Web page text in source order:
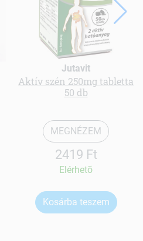
Jutavit
Aktív szén 250mg tabletta
50 db
MEGNÉZEM
2419 Ft
Elérhetõ
Kosárba teszem